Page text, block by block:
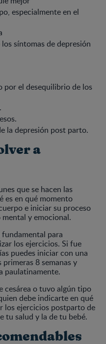
especialmente en el
síntomas de depresión
por el desequilibrio de los
la depresión post parto.
a
que se hacen las
es en qué momento
e iniciar su proceso
y emocional.
para
los ejercicios. Si fue
puedes iniciar con una
8 semanas y
paulatinamente.
o tuvo algún tipo
debe indicarte en qué
los ejercicios postparto de
tu salud y la de tu bebé.